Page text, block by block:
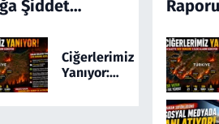
Şiddet
Kaldıran
ŞüpheliCiğerlerimiz
Yanıyor: